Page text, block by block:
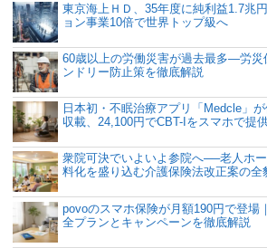
東京海上ＨＤ、35年度に純利益1.7兆
ョン事業10倍で世界トップ級へ
60歳以上の労働災害が過去最多―労災
ンドリー防止策を徹底解説
日本初・不眠治療アプリ「Medcle」
収載、24,100円でCBT-Iをスマホで提
衆院可決でいよいよ参院へ──老人ホ
料化を盛り込む介護保険法改正案の全
povoのスマホ保険が月額190円で登場
全プランとキャンペーンを徹底解説